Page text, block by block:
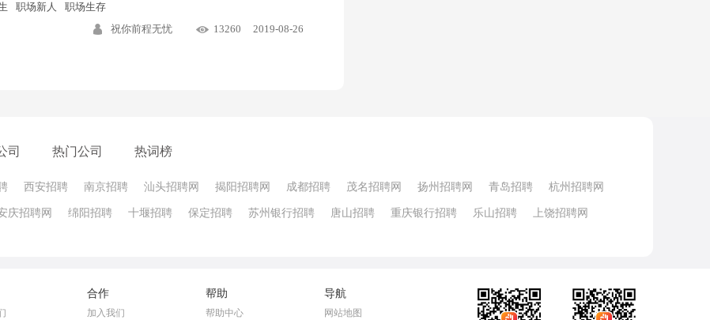
职场新人
职场生存
祝你前程无忧
13260 2019-08-26
司 热门公司 热词榜
西安招聘 南京招聘 汕头招聘网 揭阳招聘网 成都招聘 茂名招聘网 扬州招聘网 青岛招聘 杭州招聘网
庆招聘网 绵阳招聘 十堰招聘 保定招聘 苏州银行招聘 唐山招聘 重庆银行招聘 乐山招聘 上饶招聘网
合作
加入我们
帮助
帮助中心
导航
网站地图